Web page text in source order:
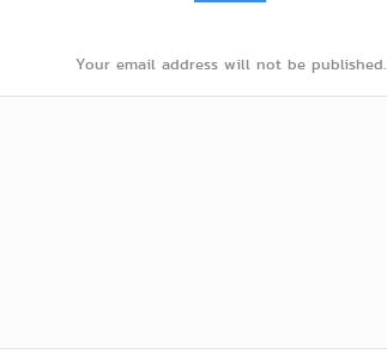
Your email address will not be published.